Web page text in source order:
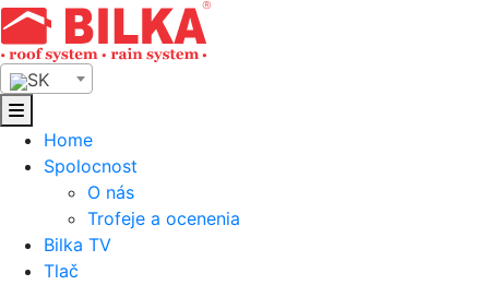
Skip
to
content
SK
Home
Spolocnost
O nás
Trofeje a ocenenia
Bilka TV
Tlač